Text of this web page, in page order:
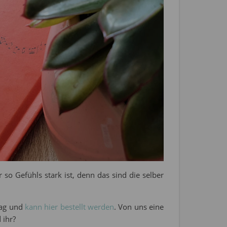
so Gefühls stark ist, denn das sind die selber
und kann hier bestellt werden. Von uns eine
ihr?